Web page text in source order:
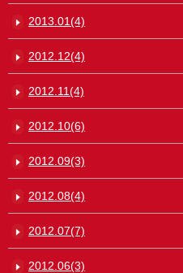
2013.01(4)
2012.12(4)
2012.11(4)
2012.10(6)
2012.09(3)
2012.08(4)
2012.07(7)
2012.06(3)